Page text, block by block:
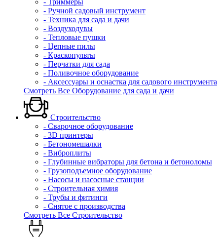
- Триммеры
- Ручной садовый инструмент
- Техника для сада и дачи
- Воздуходувы
- Тепловые пушки
- Цепные пилы
- Краскопульты
- Перчатки для сада
- Поливочное оборудование
- Аксессуары и оснастка для садового инструмента
Смотреть Все Оборудование для сада и дачи
Строительство
- Сварочное оборудование
- 3D принтеры
- Бетономешалки
- Виброплиты
- Глубинные вибраторы для бетона и бетоноломы
- Грузоподъемное оборудование
- Насосы и насосные станции
- Строительная химия
- Трубы и фитинги
- Снятое с производства
Смотреть Все Строительство